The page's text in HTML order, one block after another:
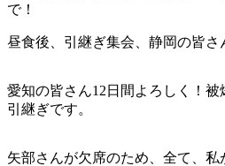
で！
昼食後、引継ぎ集会、静岡の皆さ
愛知の皆さん12日間よろしく！
引継ぎです。
矢部さんが欠席のため、全て、